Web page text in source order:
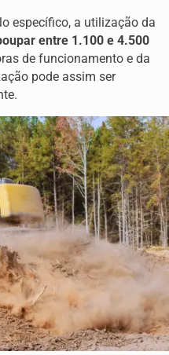
específico, a utilização da
entre 1.100 e 4.500
de funcionamento e da
pode assim ser